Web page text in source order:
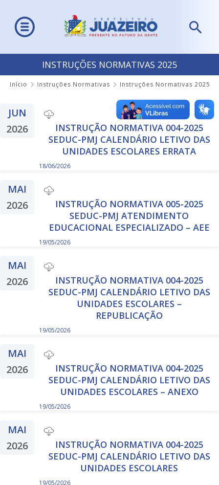
INSTRUÇÕES NORMATIVAS 2025
Início Instruções Normativas Instruções Normativas 2025
JUN
2026
INSTRUÇÃO NORMATIVA 004-2025
SEDUC-PMJ CALENDÁRIO LETIVO DAS
UNIDADES ESCOLARES ERRATA
18/06/2026
MAI
2026
INSTRUÇÃO NORMATIVA 005-2025
SEDUC-PMJ ATENDIMENTO
EDUCACIONAL ESPECIALIZADO – AEE
19/05/2026
MAI
2026
INSTRUÇÃO NORMATIVA 004-2025
SEDUC-PMJ CALENDÁRIO LETIVO DAS
UNIDADES ESCOLARES –
REPUBLICAÇÃO
19/05/2026
MAI
2026
INSTRUÇÃO NORMATIVA 004-2025
SEDUC-PMJ CALENDÁRIO LETIVO DAS
UNIDADES ESCOLARES – ANEXO
19/05/2026
MAI
2026
INSTRUÇÃO NORMATIVA 004-2025
SEDUC-PMJ CALENDÁRIO LETIVO DAS
UNIDADES ESCOLARES
19/05/2026